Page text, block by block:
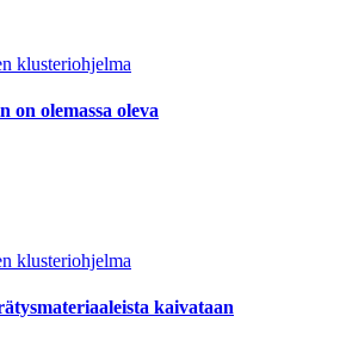
klusteriohjelma
on olemassa oleva
klusteriohjelma
kaivataan